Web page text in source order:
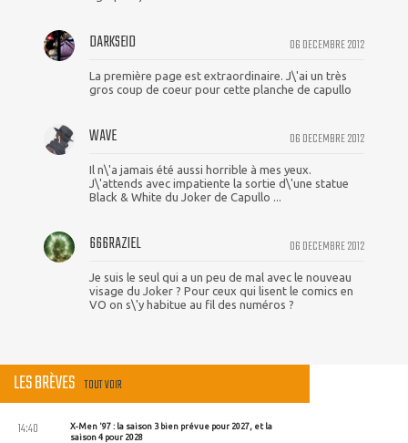
06 DECEMBRE 2012
DARKSEID
La première page est extraordinaire. J\'ai un très
gros coup de coeur pour cette planche de capullo
06 DECEMBRE 2012
WAVE
Il n\'a jamais été aussi horrible à mes yeux.
J\'attends avec impatiente la sortie d\'une statue
Black & White du Joker de Capullo ...
06 DECEMBRE 2012
666RAZIEL
Je suis le seul qui a un peu de mal avec le nouveau
visage du Joker ? Pour ceux qui lisent le comics en
VO on s\'y habitue au fil des numéros ?
LES BRÈVES TOUT VOIR
X-Men '97 : la saison 3 bien prévue pour 2027, et la
saison 4 pour 2028
14:40